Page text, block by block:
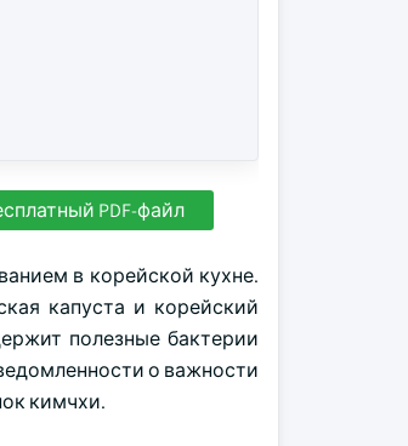
PDF-файл
в корейской кухне.
капуста и корейский
полезные бактерии
о важности
кимчхи.